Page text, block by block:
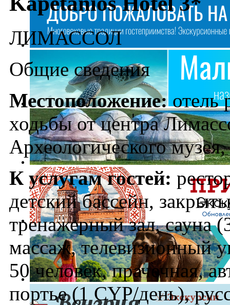
ЛИМАССОЛ
Общие сведения
Местоположение: отель
ходьбы от центра
Археологического
К услугам гостей:
детский бассейн,
тренажерный зал, сауна
массаж, телевизионный
50 человек, прачечная,
портье (1 CYP/день),